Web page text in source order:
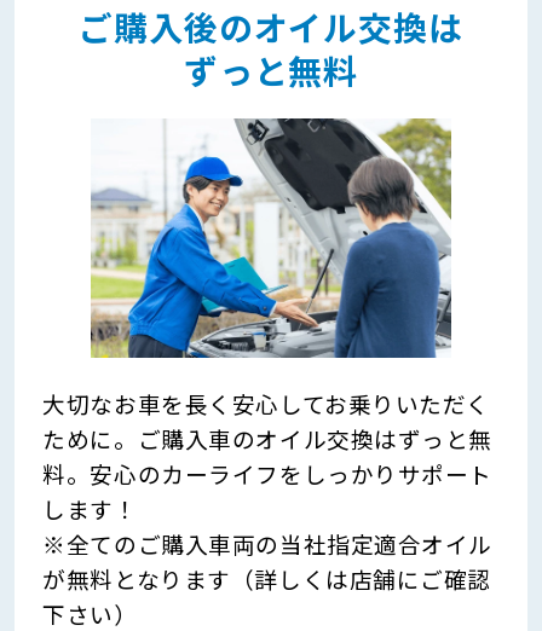
ご購入後のオイル交換は
ずっと無料
大切なお車を長く安心してお乗りいただく
ために。ご購入車のオイル交換はずっと無
料。安心のカーライフをしっかりサポート
します！
※全てのご購入車両の当社指定適合オイル
が無料となります（詳しくは店舗にご確認
下さい）